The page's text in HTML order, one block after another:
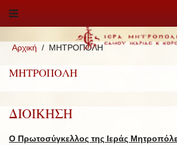
Αρχική ΜΗΤΡΟΠΟΛΗ
ΜΗΤΡΟΠΟΛΗ
ΔΙΟΙΚΗΣΗ
Ο Πρωτοσύγκελλος της Ιεράς